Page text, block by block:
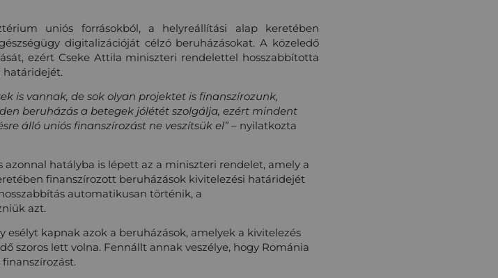
uniós forrásokból, a helyreállítási alap keretében
digitalizációját célzó beruházásokat. A közeledő
ezért Cseke Attila miniszteri rendelettel hosszabbította
határidejét.
is vannak, de sok olyan projektet is finanszírozunk,
beruházás a betegek jólétét szolgálja, ezért mindent
álló uniós finanszírozást ne veszítsük el” – nyilatkozta
hatályba is lépett az a miniszteri rendelet, amely a
finanszírozott beruházások kivitelezési határidejét
automatikusan történik, a
azt.
kapnak azok a beruházások, amelyek a kivitelezés
szoros lett volna. Fennállt annak veszélye, hogy Románia